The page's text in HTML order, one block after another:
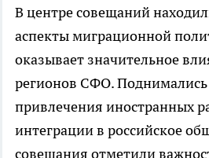
В центре совещаний
аспекты миграционной
оказывает значительное
регионов СФО.
привлечения иностранных
интеграции в российское
совещания отметили